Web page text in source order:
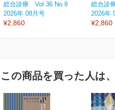
総合診療 Vol.36 No.8
2026年 08月号
¥2,860
総合診
2026年
¥2,860
この商品を買った人は